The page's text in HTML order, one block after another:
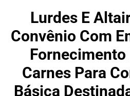
Lurdes E
Convênio Com
Fornecimento
Carnes Para
Básica